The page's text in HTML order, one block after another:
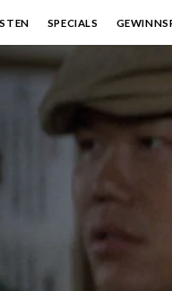
SPECIALS